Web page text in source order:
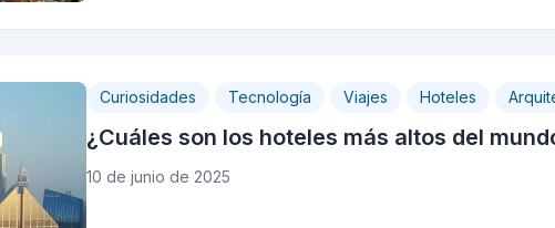
Curiosidades Tecnología Viajes Hoteles
¿Cuáles son los hoteles más altos del
10 de junio de 2025